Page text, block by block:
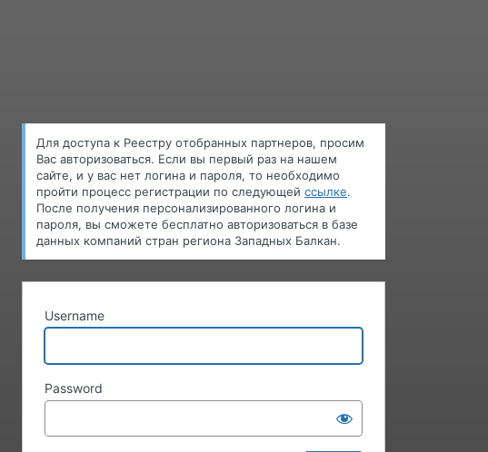
Для доступа к Pеестру oтобранных партнеров, просим
Вас авторизоваться. Если вы первый раз на нашем
сайте, и у вас нет логина и пароля, то необходимо
пройти процесс регистрации по следующей ссылке.
После получения персонализированного логина и
пароля, вы сможете бесплатно авторизоваться в базе
данных компаний стран региона Западных Балкан.
Username
Password